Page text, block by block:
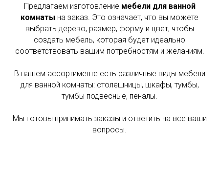
Предлагаем изготовление мебели для ванной
комнаты на заказ. Это означает, что вы можете
выбрать дерево, размер, форму и цвет, чтобы
создать мебель, которая будет идеально
соответствовать вашим потребностям и желаниям.
В нашем ассортименте есть различные виды мебели
для ванной комнаты: столешницы, шкафы, тумбы,
тумбы подвесные, пеналы.
Мы готовы принимать заказы и ответить на все ваши
вопросы.